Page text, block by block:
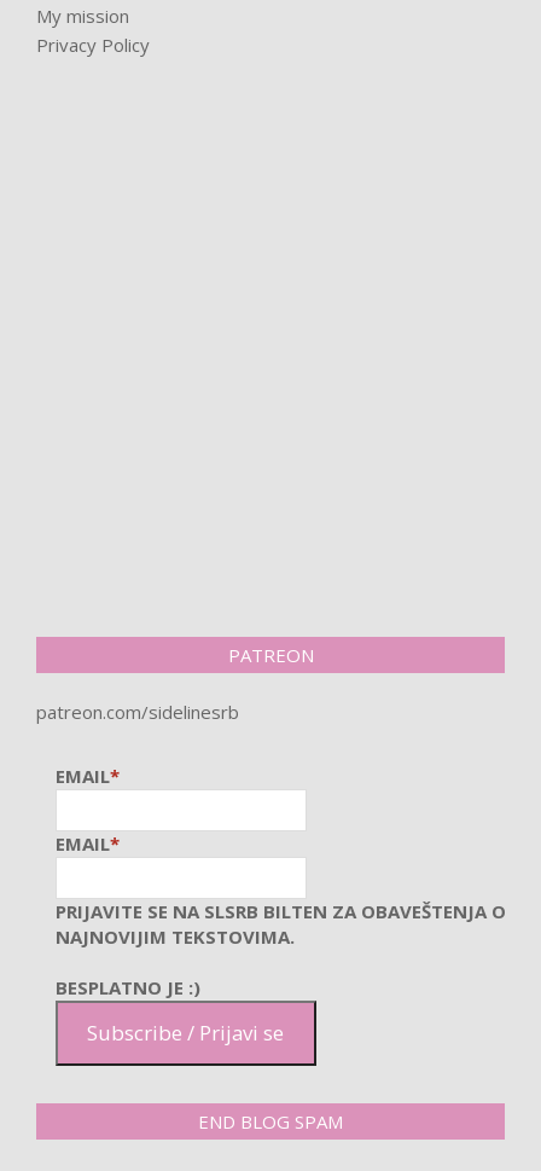
My mission
Privacy Policy
PATREON
patreon.com/sidelinesrb
EMAIL*
EMAIL*
PRIJAVITE SE NA SLSRB BILTEN ZA OBAVEŠTENJA O
NAJNOVIJIM TEKSTOVIMA.
BESPLATNO JE :)
Subscribe / Prijavi se
END BLOG SPAM